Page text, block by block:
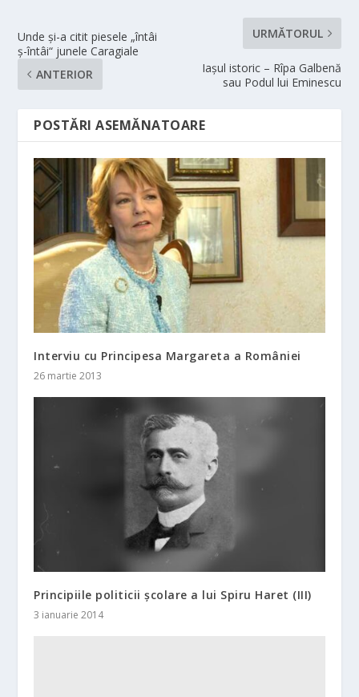
Unde şi-a citit piesele „întâi
ş-întâi“ junele Caragiale
ANTERIOR
URMĂTORUL
Iaşul istoric – Rîpa Galbenă
sau Podul lui Eminescu
POSTĂRI ASEMĂNATOARE
Interviu cu Principesa Margareta a României
26 martie 2013
Principiile politicii școlare a lui Spiru Haret (III)
3 ianuarie 2014